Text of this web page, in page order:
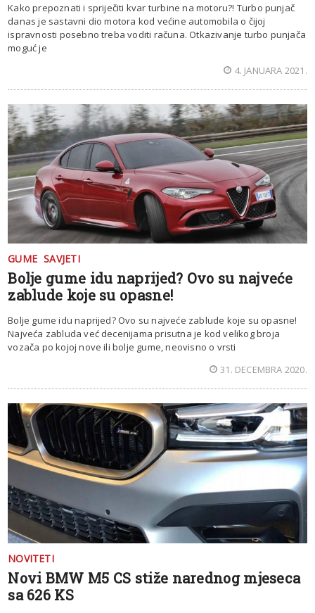
Kako prepoznati i spriječiti kvar turbine na motoru?! Turbo punjač
danas je sastavni dio motora kod većine automobila o čijoj
ispravnosti posebno treba voditi računa. Otkazivanje turbo punjača
moguć je
4. JANUARA 2021.
GUME SAVJETI
Bolje gume idu naprijed? Ovo su najveće
zablude koje su opasne!
Bolje gume idu naprijed? Ovo su najveće zablude koje su opasne!
Najveća zabluda već decenijama prisutna je kod velikog broja
vozača po kojoj nove ili bolje gume, neovisno o vrsti
31. DECEMBRA 2020.
NOVITETI
Novi BMW M5 CS stiže narednog mjeseca
sa 626 KS